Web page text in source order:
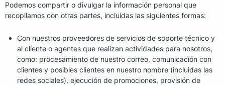
Podemos compartir o divulgar la información personal que
recopilamos con otras partes, incluidas las siguientes formas:
Con nuestros proveedores de servicios de soporte técnico y
al cliente o agentes que realizan actividades para nosotros,
como: procesamiento de nuestro correo, comunicación con
clientes y posibles clientes en nuestro nombre (incluidas las
redes sociales), ejecución de promociones, provisión de